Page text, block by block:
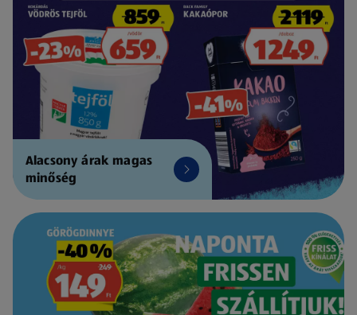
Alacsony árak magas
minőség